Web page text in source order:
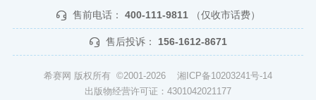
售前电话： 400-111-9811 （仅收市话费）
售后投诉： 156-1612-8671
希赛网 版权所有 ©2001-2026 湘ICP备10203241号-14
出版物经营许可证：4301042021177